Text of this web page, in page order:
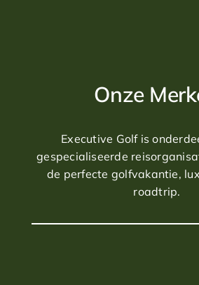
Onze
Executive Golf is
gespecialiseerde
de perfecte golfvakantie,
roadtrip.